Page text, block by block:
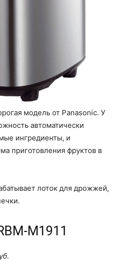
модель от Panasonic. У
автоматически
ингредиенты, и
приготовления фруктов в
лоток для дрожжей,
M1911